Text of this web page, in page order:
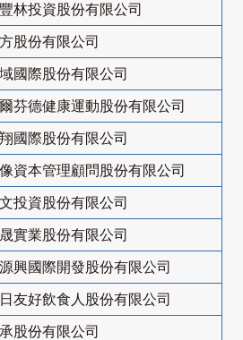
林投資股份有限公司
股份有限公司
國際股份有限公司
芬德健康運動股份有限公司
國際股份有限公司
資本管理顧問股份有限公司
投資股份有限公司
實業股份有限公司
興國際開發股份有限公司
友好飲食人股份有限公司
股份有限公司